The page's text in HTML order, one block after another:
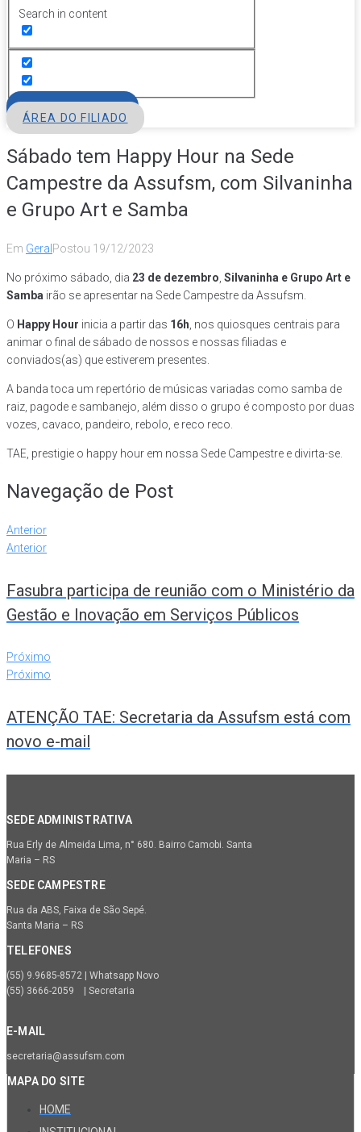
Search in content
ÁREA DO FILIADO
Sábado tem Happy Hour na Sede
Campestre da Assufsm, com Silvaninha
e Grupo Art e Samba
Em Geral Postou 19/12/2023
No próximo sábado, dia 23 de dezembro Silvaninha e Grupo Art e
Samba irão se apresentar na Sede Campestre da Assufsm.
O Happy Hour inicia a partir das 16h , nos quiosques centrais para
animar o final de sábado de nossos e nossas filiadas e
conviados(as) que estiverem presentes.
A banda toca um repertório de músicas variadas como samba de
raiz, pagode e sambanejo, além disso o grupo é composto por duas
vozes, cavaco, pandeiro, rebolo, e reco reco.
TAE, prestigie o happy hour em nossa Sede Campestre e divirta-se.
Navegação de Post
Anterior
Anterior
Fasubra participa de reunião com o Ministério da
Gestão e Inovação em Serviços Públicos
Próximo
Próximo
ATENÇÃO TAE: Secretaria da Assufsm está com
novo e-mail
SEDE ADMINISTRATIVA
Rua Erly de Almeida Lima, n° 680. Bairro Camobi. Santa
Maria – RS
SEDE CAMPESTRE
Rua da ABS, Faixa de São Sepé.
Santa Maria – RS
TELEFONES
(55) 9.9685-8572 | Whatsapp Novo
(55) 3666-2059 | Secretaria
E-MAIL
secretaria@assufsm.com
MAPA DO SITE
HOME